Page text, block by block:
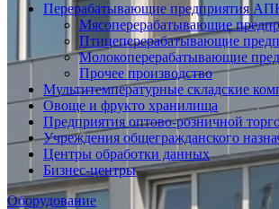
Перерабатывающие предприятия
Мясоперерабатывающие
Птицеперерабатывающие
Молокоперерабатывающие
Прочее производство
Мультитемпературные складские
Овоще и фрукто хранилища
Предприятия оптово-розничной
Учреждения общегражданского
Центры обработки данных
Бизнес-центры
Оборудование